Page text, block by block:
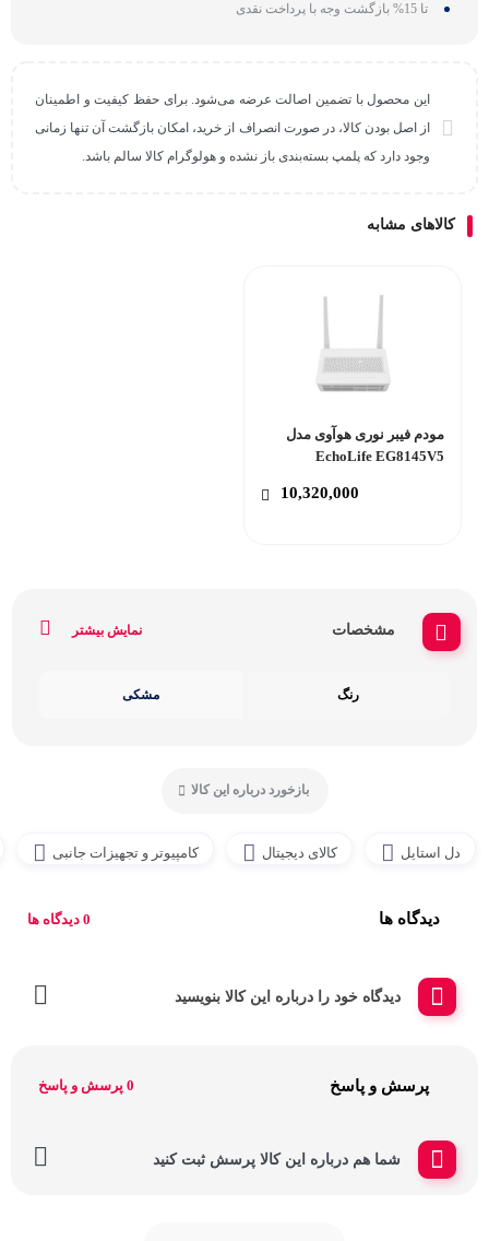
تا 15% بازگشت وجه با پرداخت نقدی
این محصول با تضمین اصالت عرضه می‌شود. برای حفظ کیفیت و اطمینان
از اصل بودن کالا، در صورت انصراف از خرید، امکان بازگشت آن تنها زمانی
وجود دارد که پلمپ بسته‌بندی باز نشده و هولوگرام کالا سالم باشد.
کالاهای مشابه
مودم فیبر نوری هوآوی مدل
EchoLife EG8145V5
10,320,000
مشخصات نمایش بیشتر
رنگ مشکی
بازخورد درباره این کالا
دل استایل کالای دیجیتال کامپیوتر و تجهیزات جانبی
دیدگاه ها 0 دیدگاه ها
دیدگاه خود را درباره این کالا بنویسید
پرسش و پاسخ 0 پرسش و پاسخ
شما هم درباره این کالا پرسش ثبت کنید